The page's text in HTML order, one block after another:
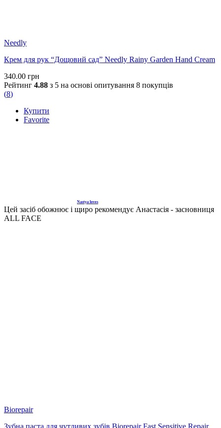
Needly
Крем для рук “Дощовий сад” Needly Rainy Garden Hand Cream
340.00 грн
Рейтинг 4.88 з 5 на основі опитування 8 покупців
(8)
Купити
Favorite
Nastya loves
Цей засіб обожнює і щиро рекомендує Анастасія - засновниця
ALL FACE
Biorepair